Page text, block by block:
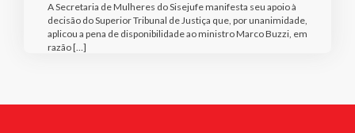
A Secretaria de Mulheres do Sisejufe manifesta seu apoio à
decisão do Superior Tribunal de Justiça que, por unanimidade,
aplicou a pena de disponibilidade ao ministro Marco Buzzi, em
razão […]